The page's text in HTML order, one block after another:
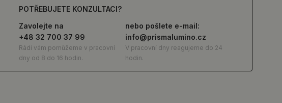
POTŘEBUJETE KONZULTACI?
Zavolejte na
+48 32 700 37 99
Rádi vám pomůžeme v pracovní
dny od 8 do 16 hodin.
nebo pošlete e-mail:
info@prismalumino.cz
V pracovní dny reagujeme do 24
hodin.